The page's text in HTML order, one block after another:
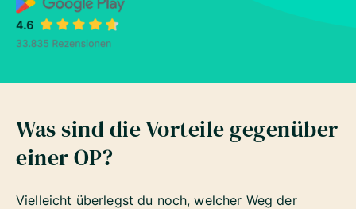
Was sind die Vorteile gegenüber
einer OP?
Vielleicht überlegst du noch, welcher Weg der